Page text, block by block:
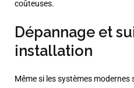
coûteuses.
Dépannage et
installation
Même si les systèmes